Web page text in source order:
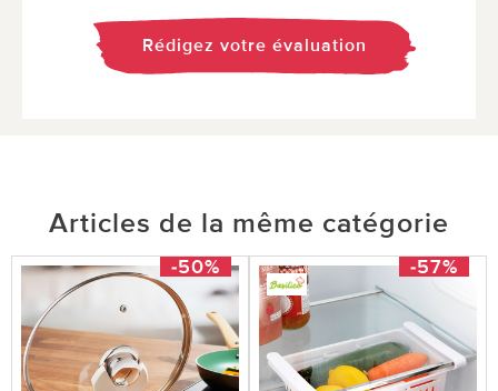
Rédigez votre évaluation
Articles de la même catégorie
-50% -57%